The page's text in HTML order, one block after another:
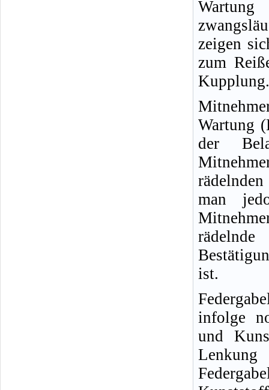
zeigen
zum
Kupplung.
Wartung
der
man
ist.
infolge
und